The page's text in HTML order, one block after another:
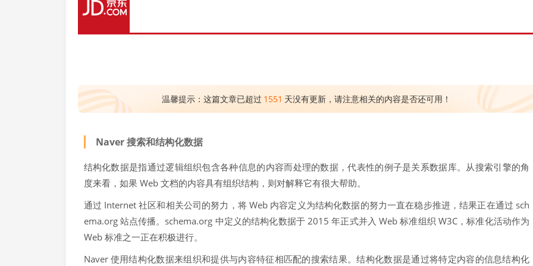
温馨提示：这篇文章已超过 1551 天没有更新，请注意相关的内容是否还可用！
Naver 搜索和结构化数据
结构化数据是指通过逻辑组织包含各种信息的内容而处理的数据，代表性的例子是关系数据库。从搜索引擎的角
度来看，如果 Web 文档的内容具有组织结构，则对解释它有很大帮助。
通过 Internet 社区和相关公司的努力，将 Web 内容定义为结构化数据的努力一直在稳步推进，结果正在通过 sch
ema.org 站点传播。schema.org 中定义的结构化数据于 2015 年正式并入 Web 标准组织 W3C，标准化活动作为
Web 标准之一正在积极进行。
Naver 使用结构化数据来组织和提供与内容特征相匹配的搜索结果。结构化数据是通过将特定内容的信息结构化